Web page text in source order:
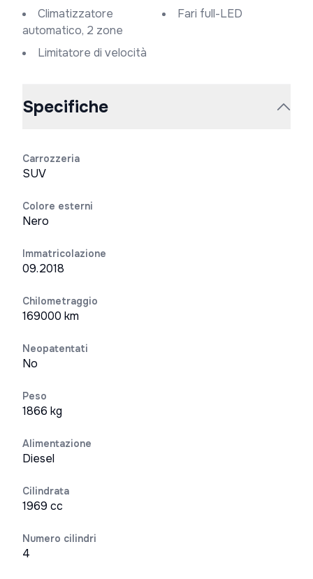
Climatizzatore
automatico, 2 zone
Fari full-LED
Limitatore di velocità
Specifiche
Carrozzeria
SUV
Colore esterni
Nero
Immatricolazione
09.2018
Chilometraggio
169000 km
Neopatentati
No
Peso
1866 kg
Alimentazione
Diesel
Cilindrata
1969 cc
Numero cilindri
4